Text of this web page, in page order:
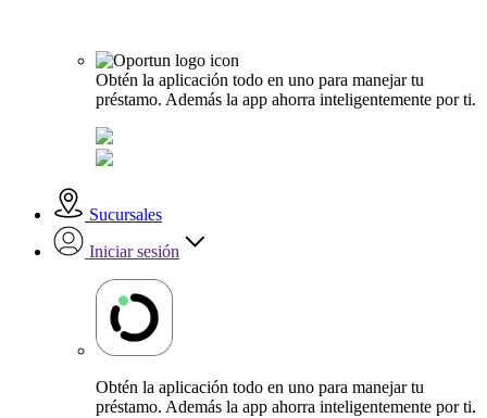
Obtén la aplicación todo en uno para manejar tu
préstamo. Además la app ahorra inteligentemente por ti.
Sucursales
Iniciar sesión
Obtén la aplicación todo en uno para manejar tu
préstamo. Además la app ahorra inteligentemente por ti.